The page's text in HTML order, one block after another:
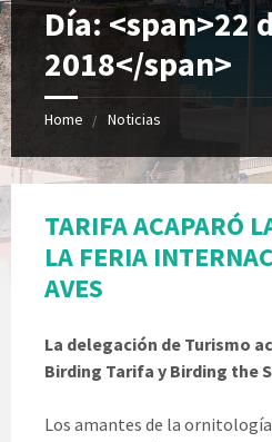
Día: <span>22
2018</span>
Home Noticias
TARIFA ACAPARÓ
LA FERIA
AVES
La delegación de Turismo
Birding Tarifa y Birding the
Los amantes de la